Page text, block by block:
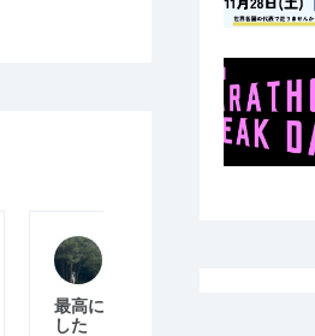
最高に素晴らしいドボンイベントで
した